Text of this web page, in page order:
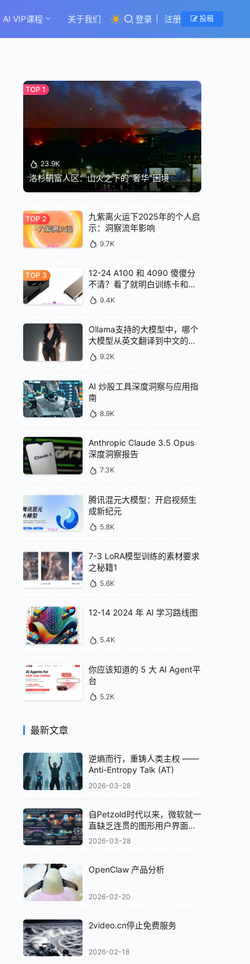
AI VIP课程 关于我们 登录 注册 投稿
23.9K
洛杉矶富人区：山火之下的“奢华”困境
九紫离火运下2025年的个人启
示：洞察流年影响
9.7K
12-24 A100 和 4090 傻傻分
不清？看了就明白训练卡和推
理卡的区别
9.4K
Ollama支持的大模型中，哪个
大模型从英文翻译到中文的效
果最好
9.2K
AI 炒股工具深度洞察与应用指
南
8.9K
Anthropic Claude 3.5 Opus
深度洞察报告
7.3K
腾讯混元大模型：开启视频生
成新纪元
5.8K
7-3 LoRA模型训练的素材要求
之秘籍1
5.6K
12-14 2024 年 AI 学习路线图
5.4K
你应该知道的 5 大 AI Agent平
台
5.2K
最新文章
逆熵而行，重铸人类主权 ——
Anti-Entropy Talk (AT)
2026-03-28
自Petzold时代以来，微软就一
直缺乏连贯的图形用户界面
（GUI）策略
2026-03-28
OpenClaw 产品分析
2026-02-20
2video.cn停止免费服务
2026-02-18